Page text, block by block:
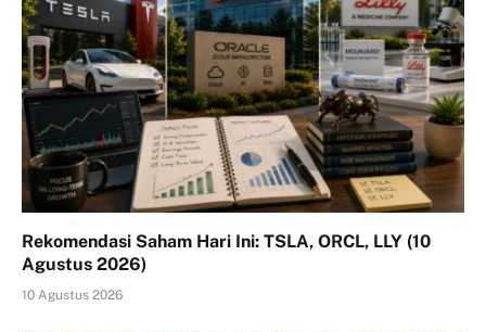
Rekomendasi Saham Hari Ini: TSLA, ORCL, LLY (10
Agustus 2026)
10 Agustus 2026